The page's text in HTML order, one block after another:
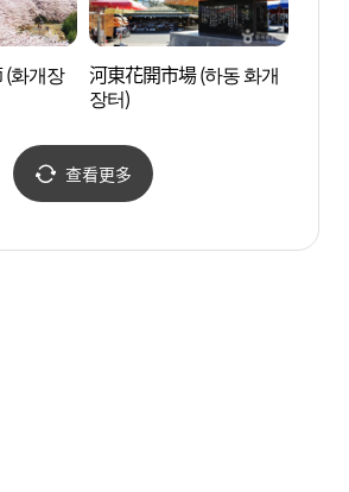
화개장
河東花開市場 (하동 화개
장터)
查看更多